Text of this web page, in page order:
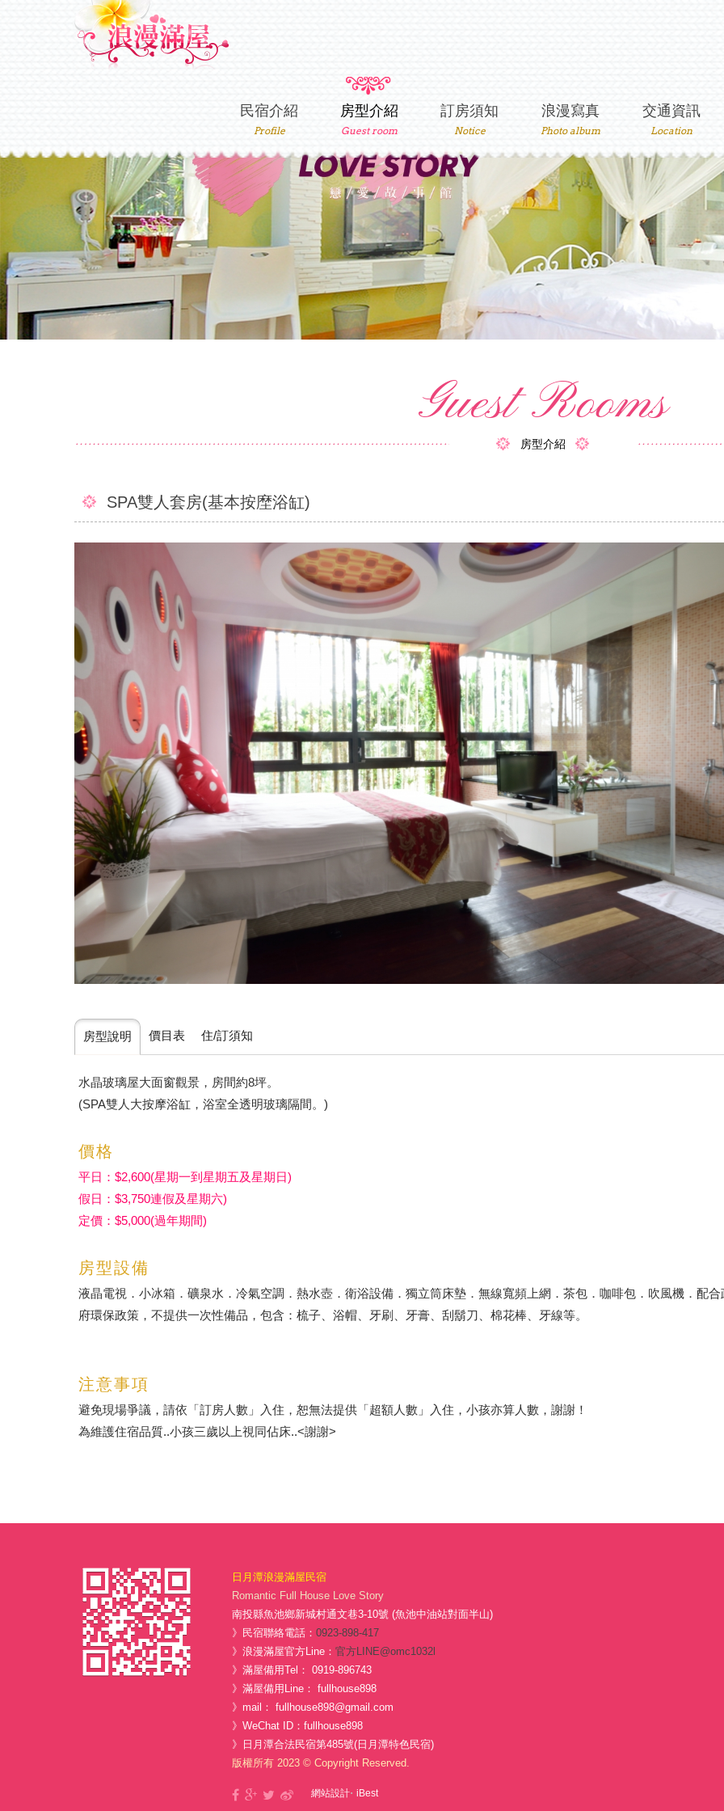
民宿介紹
Profile
房型介紹
Guest room
訂房須知
Notice
浪漫寫真
Photo album
交通資訊
Location
Guest Rooms
房型介紹
SPA雙人套房(基本按塺浴缸)
房型說明 價目表 住/訂須知
水晶玻璃屋大面窗觀景，房間約8坪。
(SPA雙人大按摩浴缸，浴室全透明玻璃隔間。)
價格
平日：$2,600(星期一到星期五及星期日)
假日：$3,750連假及星期六)
定價：$5,000(過年期間)
房型設備
液晶電視．小冰箱．礦泉水．冷氣空調．熱水壺．衛浴設備．獨立筒床墊．無線寬頻上網．茶包．咖啡包．吹風機．配合
府環保政策，不提供一次性備品，包含：梳子、浴帽、牙刷、牙膏、刮鬍刀、棉花棒、牙線等。
注意事項
避免現場爭議，請依「訂房人數」入住，恕無法提供「超額人數」入住，小孩亦算人數，謝謝！
為維護住宿品質..小孩三歲以上視同佔床..<謝謝>
日月潭浪漫滿屋民宿
Romantic Full House Love Story
南投縣魚池鄉新城村通文巷3-10號 (魚池中油站對面半山)
》民宿聯絡電話： 0923-898-417
》浪漫滿屋官方Line： 官方LINE@omc1032l
》滿屋備用Tel： 0919-896743
》滿屋備用Line： fullhouse898
》mail： fullhouse898@gmail.com
》WeChat ID：fullhouse898
》日月潭合法民宿第485號(日月潭特色民宿)
版權所有 2023 © Copyright Reserved.
網站設計‧ iBest